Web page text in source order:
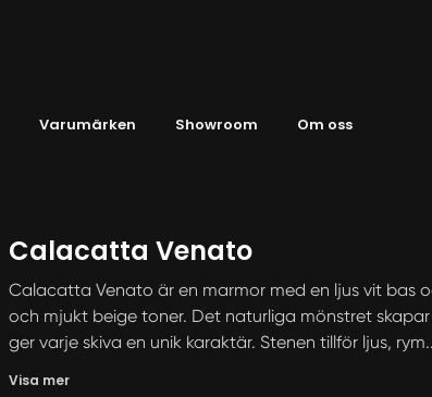
Varumärken Showroom Om oss
Calacatta Venato
Calacatta Venato är en marmor med en ljus vit bas
och mjukt beige toner. Det naturliga mönstret
ger varje skiva en unik karaktär. Stenen tillför ljus,
Visa mer